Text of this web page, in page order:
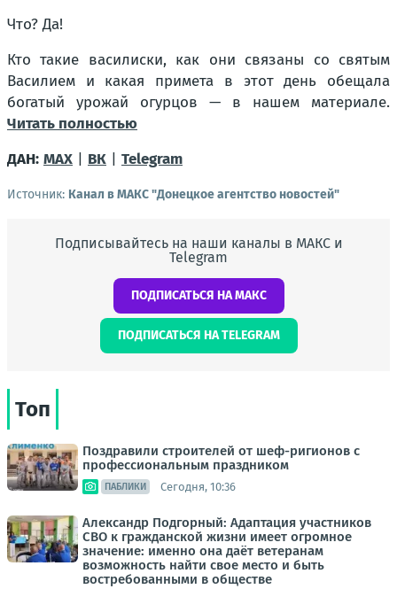
Что? Да!
Кто такие василиски, как они связаны со святым
Василием и какая примета в этот день обещала
богатый урожай огурцов — в нашем материале.
Читать полностью
ДАН: MAX ВК Telegram
Источник: Канал в МАКС "Донецкое агентство новостей"
Подписывайтесь на наши каналы в МАКС и
Telegram
ПОДПИСАТЬСЯ НА МАКС
ПОДПИСАТЬСЯ НА TELEGRAM
Топ
Поздравили строителей от шеф-ригионов с
профессиональным праздником
ПАБЛИКИ Сегодня, 10:36
Александр Подгорный: Адаптация участников
СВО к гражданской жизни имеет огромное
значение: именно она даёт ветеранам
возможность найти свое место и быть
востребованными в обществе